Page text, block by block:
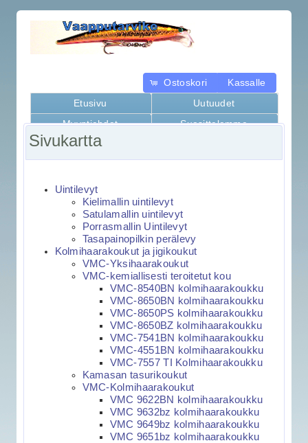
Ostoskori
Kassalle
Etusivu
Uutuudet
Myyntiehdot
Suosittelemme
Kaikki tuotteet
Sivukartta
Uintilevyt
Kielimallin uintilevyt
Satulamallin uintilevyt
Porrasmallin Uintilevyt
Tasapainopilkin perälevy
Kolmihaarakoukut ja jigikoukut
VMC-Yksihaarakoukut
VMC-kemiallisesti teroitetut kou
VMC-8540BN kolmihaarakoukku
VMC-8650BN kolmihaarakoukku
VMC-8650PS kolmihaarakoukku
VMC-8650BZ kolmihaarakoukku
VMC-7541BN kolmihaarakoukku
VMC-4551BN kolmihaarakoukku
VMC-7557 TI Kolmihaarakoukku
Kamasan tasurikoukut
VMC-Kolmihaarakoukut
VMC 9622BN kolmihaarakoukku
VMC 9632bz kolmihaarakoukku
VMC 9649bz kolmihaarakoukku
VMC 9651bz kolmihaarakoukku